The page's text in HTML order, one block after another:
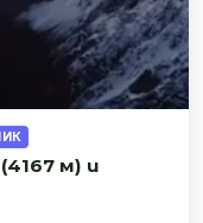
м) и